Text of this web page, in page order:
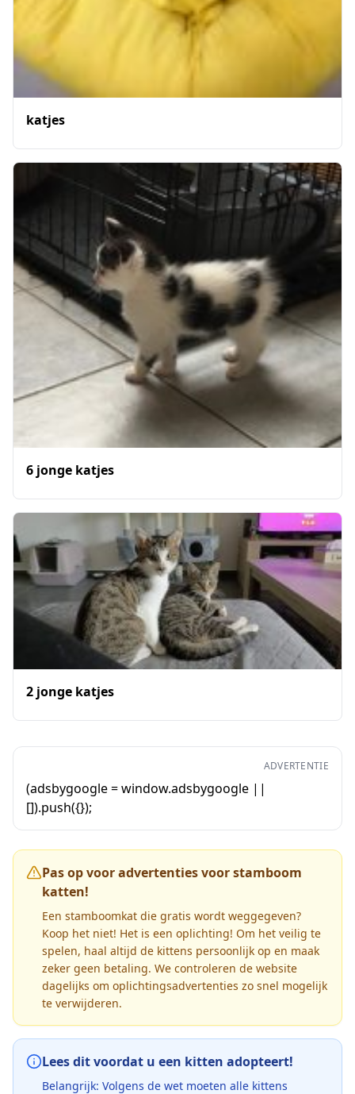
katjes
6 jonge katjes
2 jonge katjes
ADVERTENTIE
(adsbygoogle = window.adsbygoogle ||
[]).push({});
Pas op voor advertenties voor stamboom
katten!
Een stamboomkat die gratis wordt weggegeven?
Koop het niet! Het is een oplichting! Om het veilig te
spelen, haal altijd de kittens persoonlijk op en maak
zeker geen betaling. We controleren de website
dagelijks om oplichtingsadvertenties zo snel mogelijk
te verwijderen.
Lees dit voordat u een kitten adopteert!
Belangrijk: Volgens de wet moeten alle kittens